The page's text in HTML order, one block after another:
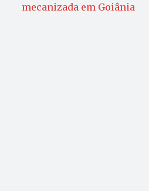
mecanizada em Goiânia